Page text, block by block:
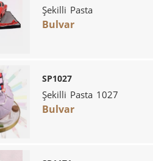
Şekilli Pasta
Bulvar
SP1027
Şekilli Pasta 1027
Bulvar